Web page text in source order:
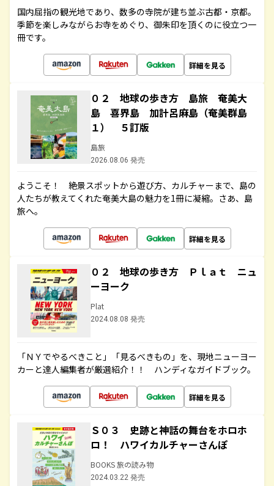
国内屈指の観光地であり、数多の寺院が建ち並ぶ古都・京都。
季節を楽しみながらお寺をめぐり、御朱印を頂くのに役立つ一
冊です。
詳細を見る
０２ 地球の歩き方 島旅 奄美大
島 喜界島 加計呂麻島（奄美群島
１） ５訂版
島旅
2026.08.06 発売
ようこそ！ 絶景スポットから遊び方、カルチャーまで、島の
人たちが教えてくれた奄美大島の魅力を1冊に凝縮。さあ、島
旅へ。
詳細を見る
０２ 地球の歩き方 Ｐｌａｔ ニュ
ーヨーク
Plat
2024.08.08 発売
「ＮＹでやるべきこと」「見るべきもの」を、現地ニューヨー
カーと達人編集者が厳選紹介！！ ハンディなガイドブック。
詳細を見る
Ｓ０３ 史跡と神話の舞台をホロホ
ロ！ ハワイカルチャーさんぽ
BOOKS 旅の読み物
2024.03.22 発売